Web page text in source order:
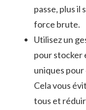
passe, plus il
force ⁢brute.
Utilisez un
pour ‍stocker
uniques
Cela vous
tous et